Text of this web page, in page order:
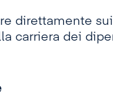
direttamente
carriera dei